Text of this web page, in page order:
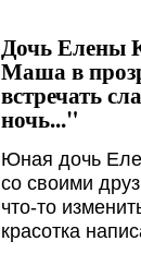
Дочь Елены
Маша в
встречать
ночь..."
Юная дочь
со своими
что-то
красотка